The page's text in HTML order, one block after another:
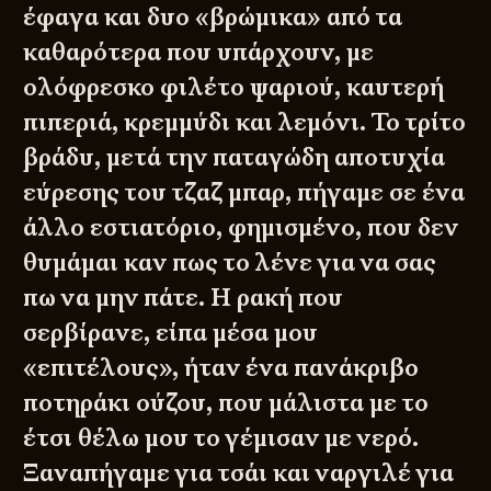
έφαγα και δυο «βρώμικα» από τα
καθαρότερα που υπάρχουν, με
ολόφρεσκο φιλέτο ψαριού, καυτερή
πιπεριά, κρεμμύδι και λεμόνι. Το τρίτο
βράδυ, μετά την παταγώδη αποτυχία
εύρεσης του τζαζ μπαρ, πήγαμε σε ένα
άλλο εστιατόριο, φημισμένο, που δεν
θυμάμαι καν πως το λένε για να σας
πω να μην πάτε. Η ρακή που
σερβίρανε, είπα μέσα μου
«επιτέλους», ήταν ένα πανάκριβο
ποτηράκι ούζου, που μάλιστα με το
έτσι θέλω μου το γέμισαν με νερό.
Ξαναπήγαμε για τσάι και ναργιλέ για